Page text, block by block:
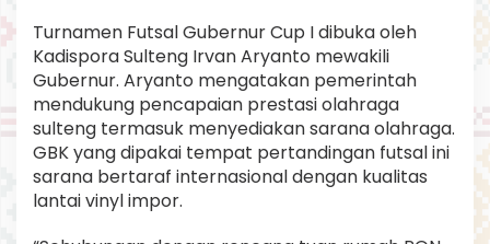
Turnamen Futsal Gubernur Cup I dibuka oleh
Kadispora Sulteng Irvan Aryanto mewakili
Gubernur. Aryanto mengatakan pemerintah
mendukung pencapaian prestasi olahraga
sulteng termasuk menyediakan sarana olahraga.
GBK yang dipakai tempat pertandingan futsal ini
sarana bertaraf internasional dengan kualitas
lantai vinyl impor.